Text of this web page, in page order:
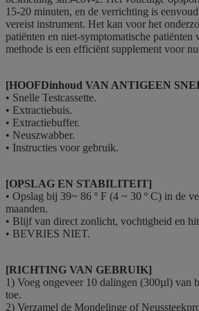
15-20 minuten, en de verrichting is
vereist instrument. Het kan voor het
patiënten en niet-symptomatische
methode is een efficiënt supplement voor
[HOOFDinhoud VAN ANTIGEEN
• Snelle Testcassette.
• Extractiebuis.
• Extractiebuffer.
• Neuszwabber.
• Instructies voor gebruik.
[OPSLAG EN STABILITEIT]
• Opslag bij 39~ 86 º F (4 ~ 30 º C) in de
maanden.
• Blijf van direct zonlicht, vochtigheid en
• BEVRIES NIET.
[RICHTING VAN GEBRUIK]
1) Voeg ongeveer 10 dalingen (300µl) van
toe.
2) Verzamel de Mondelinge of